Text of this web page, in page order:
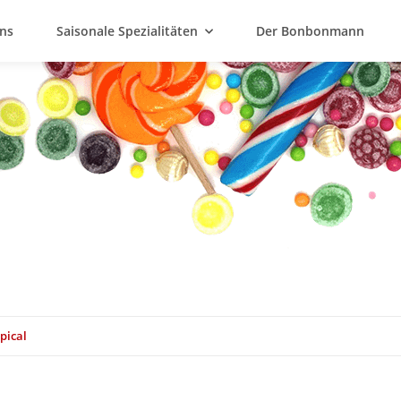
Saisonale Spezialitäten Der Bonbonmann